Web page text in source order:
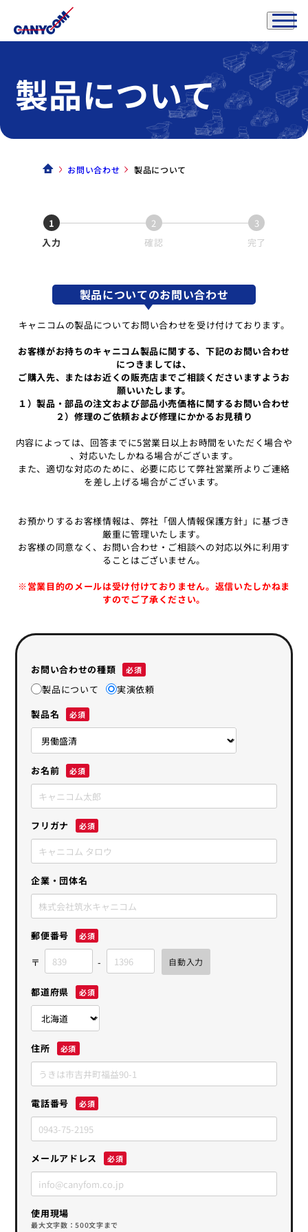
製品について
お問い合わせ 製品について
1
入力
2
確認
3
完了
製品についてのお問い合わせ
キャニコムの製品についてお問い合わせを受け付けております。
お客様がお持ちのキャニコム製品に関する、下記のお問い合わせ
につきましては、
ご購入先、またはお近くの販売店までご相談くださいますようお
願いいたします。
１）製品・部品の注文および部品小売価格に関するお問い合わせ
２）修理のご依頼および修理にかかるお見積り
内容によっては、回答までに5営業日以上お時間をいただく場合や
、対応いたしかねる場合がございます。
また、適切な対応のために、必要に応じて弊社営業所よりご連絡
を差し上げる場合がございます。
お預かりするお客様情報は、弊社「個人情報保護方針」に基づき
厳重に管理いたします。
お客様の同意なく、お問い合わせ・ご相談への対応以外に利用す
ることはございません。
※営業目的のメールは受け付けておりません。返信いたしかねま
すのでご了承ください。
お問い合わせの種類
製品について
実演依頼
製品名
お名前
フリガナ
企業・団体名
郵便番号
都道府県
住所
電話番号
メールアドレス
使用現場
最大文字数：500文字まで